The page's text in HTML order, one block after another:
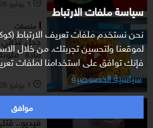
سياسة ملفات الارتباط
نحن نستخدم ملفات تعريف الارتباط
لموقعنا ولتحسين تجربتك. من خلال
فإنك توافق على استخدامنا لملفات
سياسية الخصوصية
موافق
l 1 يوليو 2026
منصات
جدل
مادة
l 1 يوليو 2026
شرق أوسط
فيديو..